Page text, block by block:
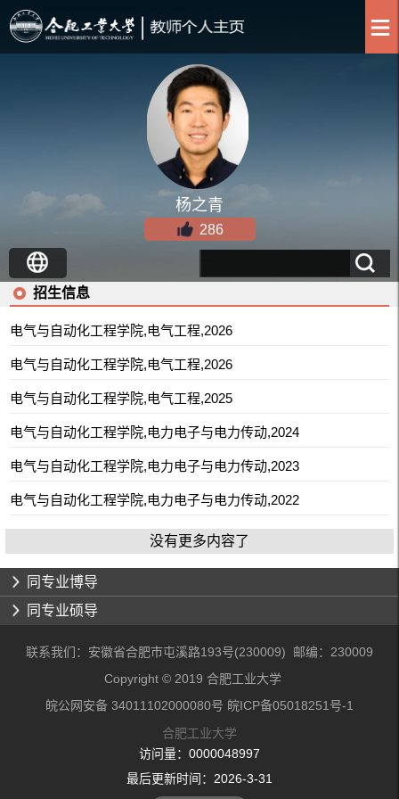
杨之青
286
招生信息
电气与自动化工程学院,电气工程,2026
电气与自动化工程学院,电气工程,2026
电气与自动化工程学院,电气工程,2025
电气与自动化工程学院,电力电子与电力传动,2024
电气与自动化工程学院,电力电子与电力传动,2023
电气与自动化工程学院,电力电子与电力传动,2022
没有更多内容了
同专业博导
同专业硕导
联系我们：安徽省合肥市屯溪路193号(230009) 邮编：230009
Copyright © 2019 合肥工业大学
皖公网安备 34011102000080号 皖ICP备05018251号-1
合肥工业大学
访问量： 0000048997
最后更新时间： 2026-3-31